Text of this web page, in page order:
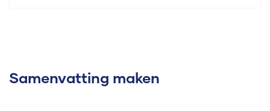
Samenvatting maken